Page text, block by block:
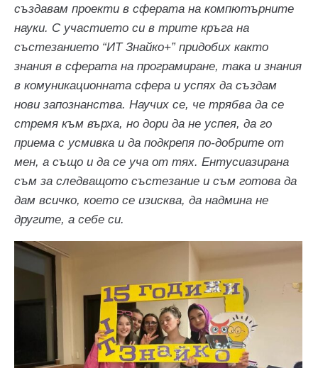
създавам проекти в сферата на компютърните
науки. С участието си в трите кръга на
състезанието “ИТ Знайко+” придобих както
знания в сферата на програмиране, така и знания
в комуникационната сфера и успях да създам
нови запознанства. Научих се, че трябва да се
стремя към върха, но дори да не успея, да го
приема с усмивка и да подкрепя по-добрите от
мен, а също и да се уча от тях. Ентусиазирана
съм за следващото състезание и съм готова да
дам всичко, което се изисква, да надмина не
другите, а себе си.